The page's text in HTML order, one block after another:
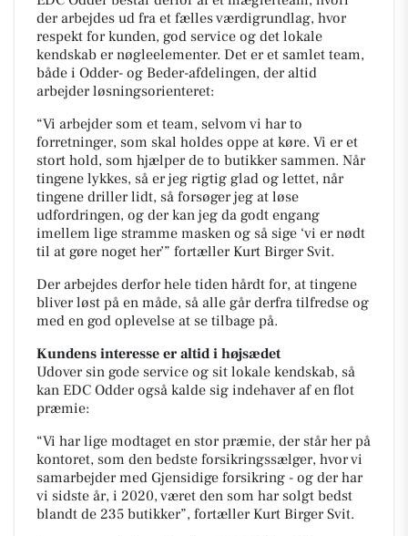
der arbejdes ud fra et fælles værdigrundlag, hvor
respekt for kunden, god service og det lokale
kendskab er nøgleelementer. Det er et samlet team,
både i Odder- og Beder-afdelingen, der altid
arbejder løsningsorienteret:
“Vi arbejder som et team, selvom vi har to
forretninger, som skal holdes oppe at køre. Vi er et
stort hold, som hjælper de to butikker sammen. Når
tingene lykkes, så er jeg rigtig glad og lettet, når
tingene driller lidt, så forsøger jeg at løse
udfordringen, og der kan jeg da godt engang
imellem lige stramme masken og så sige ‘vi er nødt
til at gøre noget her’” fortæller Kurt Birger Svit.
Der arbejdes derfor hele tiden hårdt for, at tingene
bliver løst på en måde, så alle går derfra tilfredse og
med en god oplevelse at se tilbage på.
Kundens interesse er altid i højsædet
Udover sin gode service og sit lokale kendskab, så
kan EDC Odder også kalde sig indehaver af en flot
præmie:
“Vi har lige modtaget en stor præmie, der står her på
kontoret, som den bedste forsikringssælger, hvor vi
samarbejder med Gjensidige forsikring - og der har
vi sidste år, i 2020, været den som har solgt bedst
blandt de 235 butikker”, fortæller Kurt Birger Svit.